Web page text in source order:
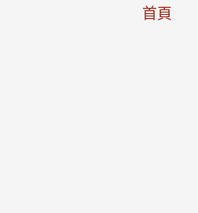
首頁